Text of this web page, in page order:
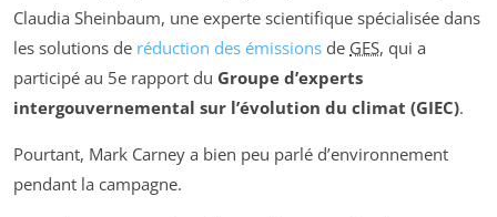
Claudia Sheinbaum, une experte scientifique spécialisée dans
les solutions de réduction des émissions de GES, qui a
participé au 5e rapport du Groupe d’experts
intergouvernemental sur l’évolution du climat (GIEC).
Pourtant, Mark Carney a bien peu parlé d’environnement
pendant la campagne.